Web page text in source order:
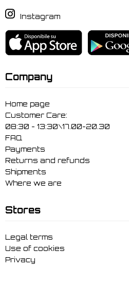
Instagram
Company
Home page
Customer Care:
08:30 - 13:30\17.00-20.30
FAQ
Payments
Returns and refunds
Shipments
Where we are
Stores
Legal terms
Use of cookies
Privacy